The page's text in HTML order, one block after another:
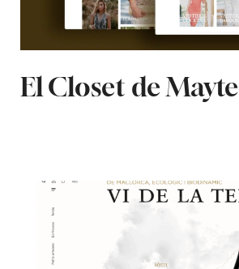
El Closet de Mayte